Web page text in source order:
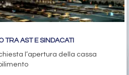
TRA AST E SINDACATI
l’apertura della cassa